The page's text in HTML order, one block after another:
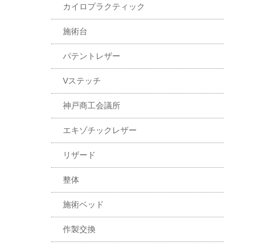
カイロプラクティック
施術台
パテントレザー
Vステッチ
神戸商工会議所
エキゾチックレザー
リザード
整体
施術ベッド
作製交換